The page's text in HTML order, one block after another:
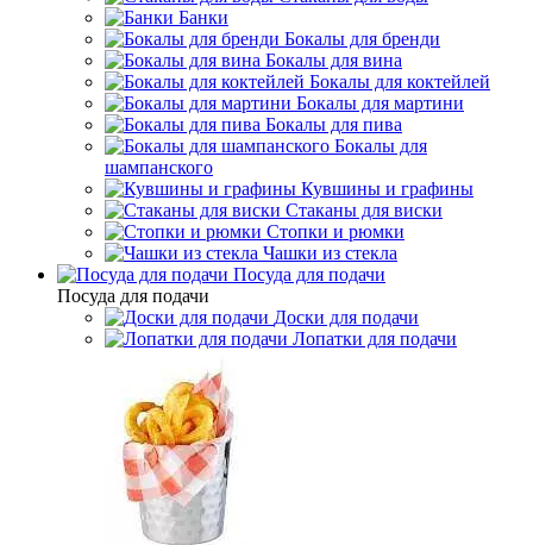
Банки
Бокалы для бренди
Бокалы для вина
Бокалы для коктейлей
Бокалы для мартини
Бокалы для пива
Бокалы для
шампанского
Кувшины и графины
Стаканы для виски
Стопки и рюмки
Чашки из стекла
Посуда для подачи
Посуда для подачи
Доски для подачи
Лопатки для подачи